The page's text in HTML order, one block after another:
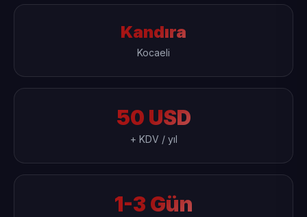
Kandıra
Kocaeli
50 USD
+ KDV / yıl
1-3 Gün